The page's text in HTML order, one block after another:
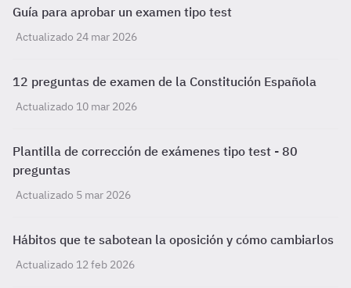
Guía para aprobar un examen tipo test
Actualizado 24 mar 2026
12 preguntas de examen de la Constitución Española
Actualizado 10 mar 2026
Plantilla de corrección de exámenes tipo test - 80
preguntas
Actualizado 5 mar 2026
Hábitos que te sabotean la oposición y cómo cambiarlos
Actualizado 12 feb 2026